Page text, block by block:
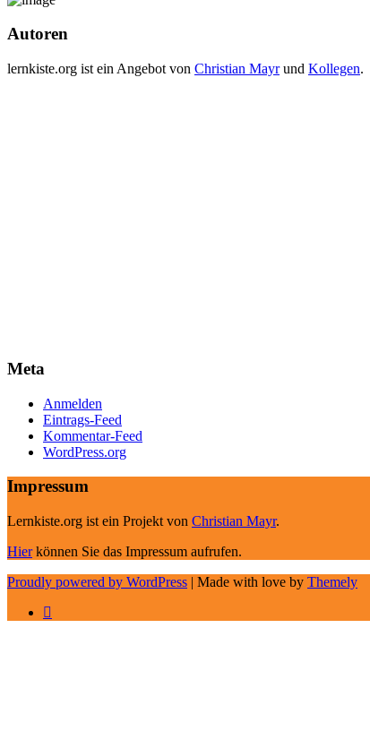
Autoren
lernkiste.org ist ein Angebot von Christian Mayrund Kollegen.
Meta
Anmelden
Eintrags-Feed
Kommentar-Feed
WordPress.org
Impressum
Lernkiste.org ist ein Projekt von Christian Mayr.
Hierkönnen Sie das Impressum aufrufen.
Proudly powered by WordPress | Made with love by Themely